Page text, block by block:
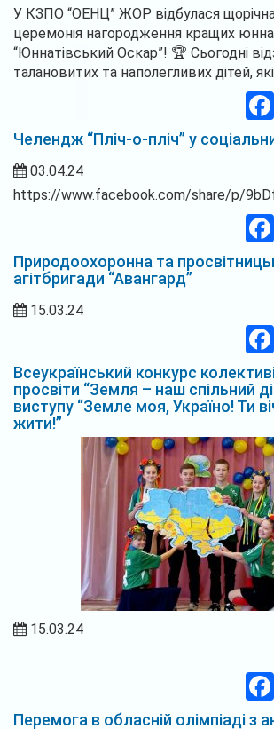
У КЗПО “ОЕНЦ” ЖОР відбулася
церемонія нагородження кращих
“Юннатівський Оскар”! 🏆 Сьогодні
талановитих та наполегливих дітей,
Челендж “Пліч-о-пліч” у
03.04.24
https://www.facebook.com/share/p/
Природоохоронна та
агітбригади “Авангард”
15.03.24
Всеукраїнський конкурс
просвіти “Земля – наш спільний
виступу “Земле моя, Україно! Ти
жити!”
15.03.24
Перемога в обласній олімпіаді з